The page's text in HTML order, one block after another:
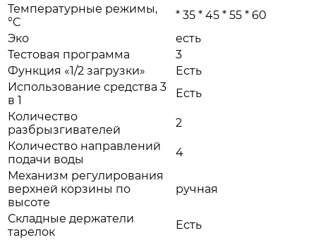
Температурные режимы,
°C
* 35 * 45 * 55 * 60
Эко
есть
Тестовая программа
3
Функция «1/2 загрузки»
Есть
Использование средства 3
в 1
Есть
Количество
разбрызгивателей
2
Количество направлений
подачи воды
4
Механизм регулирования
верхней корзины по
высоте
ручная
Складные держатели
тарелок
Есть